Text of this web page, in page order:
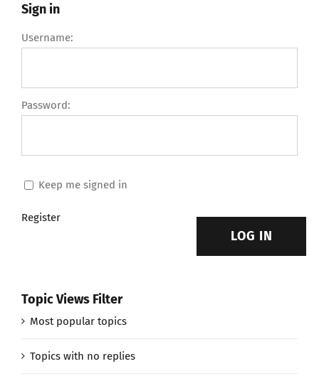
Sign in
Username:
Password:
Keep me signed in
LOG IN
Register
Topic Views Filter
Most popular topics
Topics with no replies